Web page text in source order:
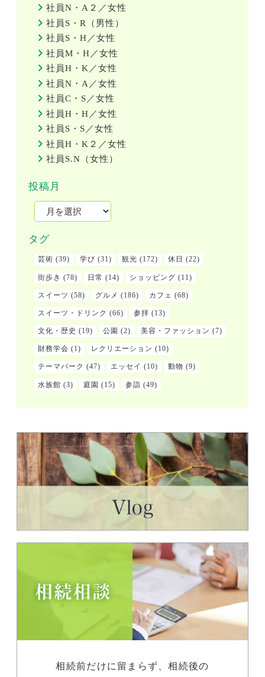
社員N・A２／女性
社員S・R（男性）
社員S・H／女性
社員M・H／女性
社員H・K／女性
社員N・A／女性
社員C・S／女性
社員H・H／女性
社員S・S／女性
社員H・K２／女性
社員S.N（女性）
投稿月
タグ
芸術 (39) 学び (31) 観光 (172) 休日 (22)
街歩き (78) 日常 (14) ショッピング (11)
スイーツ (58) グルメ (186) カフェ (68)
スイーツ・ドリンク (66) 参拝 (13)
文化・歴史 (19) 公園 (2) 美容・ファッション (7)
財務学会 (1) レクリエーション (10)
テーマパーク (47) エッセイ (10) 動物 (9)
水族館 (3) 庭園 (15) 参詣 (49)
相続前だけに留まらず、相続後の